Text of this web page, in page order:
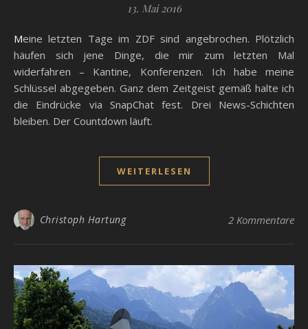
13. Mai 2016
Meine letzten Tage im ZDF sind angebrochen. Plötzlich
häufen sich jene Dinge, die mir zum letzten Mal
widerfahren – Kantine, Konferenzen. Ich habe meine
Schlüssel abgegeben. Ganz dem Zeitgeist gemäß halte ich
die Eindrücke via SnapChat fest. Drei News-Schichten
bleiben. Der Countdown läuft.
WEITERLESEN
Christoph Hartung 2 Kommentare